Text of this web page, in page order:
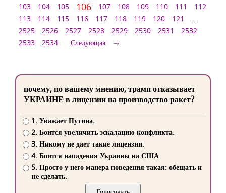
103
104 105 106 107 108 109 110 111
112
113
114 115 116 117 118 119 120 121
...
2525
2526 2527 2528 2529 2530 2531
2532
2533
2534 Следующая
почему, по вашему мнению, трамп отказывает
УКРАИНЕ в лицензии на производство ракет?
1. Уважает Путина.
2. Боится увеличить эскалацию конфликта.
3. Никому не дает такие лицензии.
4. Боится нападения Украины на США
5. Просто у него манера поведения такая: обещать и
не сделать.